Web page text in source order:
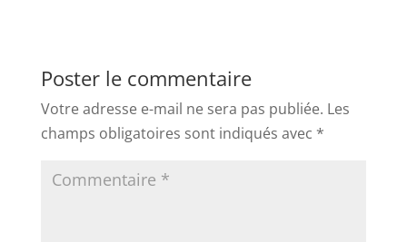
Poster le commentaire
Votre adresse e-mail ne sera pas publiée. Les
champs obligatoires sont indiqués avec *